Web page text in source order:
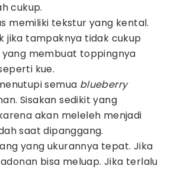
cukup.
memiliki tekstur yang kental.
jika tampaknya tidak cukup
membuat toppingnya
kue.
semua blueberry
Sisakan sedikit yang
akan meleleh menjadi
saat dipanggang.
yang ukurannya tepat. Jika
bisa meluap. Jika terlalu